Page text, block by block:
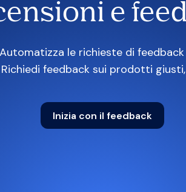
e
le richieste di
feedback sui prodotti
Inizia con il feedback